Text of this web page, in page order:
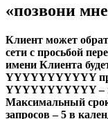
«позвони
Клиент может
сети с просьбой
имени Клиента
YYYYYYYYYYY
YYYYYYYYYYY –
Максимальный
запросов – 5 в